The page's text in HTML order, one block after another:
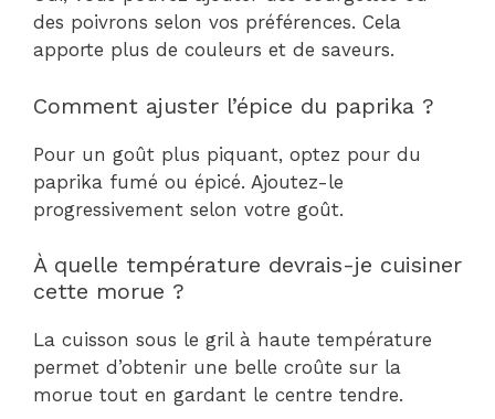
des poivrons selon vos préférences. Cela
apporte plus de couleurs et de saveurs.
Comment ajuster l’épice du paprika ?
Pour un goût plus piquant, optez pour du
paprika fumé ou épicé. Ajoutez-le
progressivement selon votre goût.
À quelle température devrais-je cuisiner
cette morue ?
La cuisson sous le gril à haute température
permet d’obtenir une belle croûte sur la
morue tout en gardant le centre tendre.